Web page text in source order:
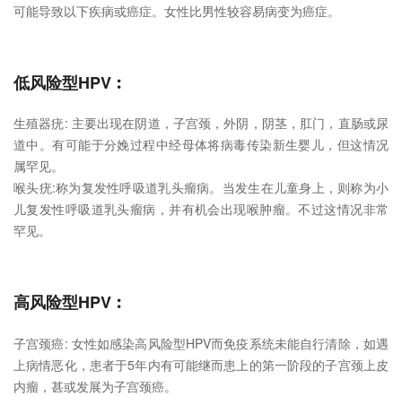
可能导致以下疾病或癌症。女性比男性较容易病变为癌症。
低风险型HPV︰
生殖器疣: 主要出现在阴道，子宫颈，外阴，阴茎，肛门，直肠或尿
道中。有可能于分娩过程中经母体将病毒传染新生婴儿，但这情况
属罕见。
喉头疣:称为复发性呼吸道乳头瘤病。当发生在儿童身上，则称为小
儿复发性呼吸道乳头瘤病，并有机会出现喉肿瘤。不过这情况非常
罕见。
高风险型HPV︰
子宫颈癌: 女性如感染高风险型HPV而免疫系统未能自行清除，如遇
上病情恶化，患者于5年内有可能继而患上的第一阶段的子宫颈上皮
内瘤，甚或发展为子宫颈癌。